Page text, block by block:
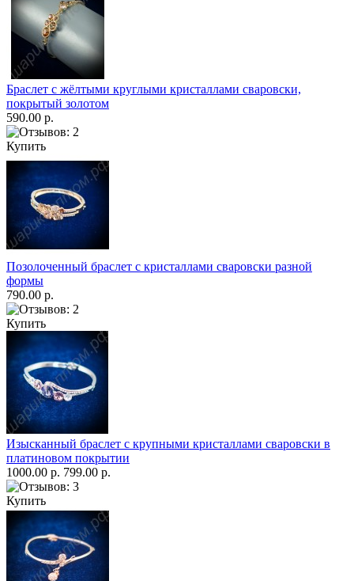
Браслет с жёлтыми круглыми кристаллами сваровски,
покрытый золотом
590.00 р.
Купить
Позолоченный браслет с кристаллами сваровски разной
формы
790.00 р.
Купить
Изысканный браслет с крупными кристаллами сваровски в
платиновом покрытии
1000.00 р. 799.00 р.
Купить